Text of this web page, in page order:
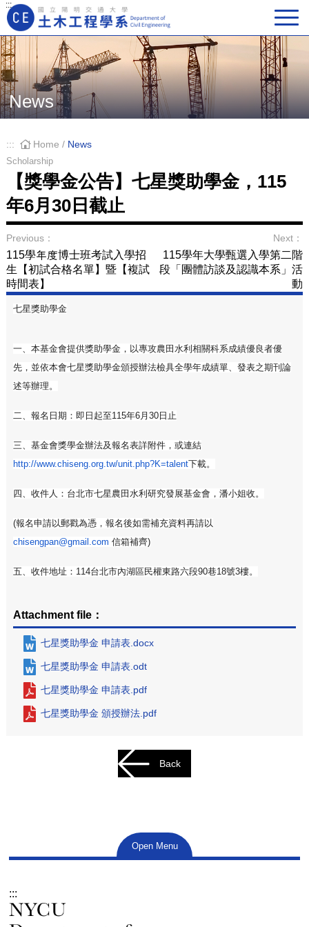
:::
Main Navigation
News
::: Home / News
Scholarship
【獎學金公告】七星獎助學金，115
年6月30日截止
Previous：
115學年度博士班考試入學招
生【初試合格名單】暨【複試
時間表】
Next：
115學年大學甄選入學第二階
段「團體訪談及認識本系」活
動
七星獎助學金
一、本基金會提供獎助學金， 以專攻農田水利相關科系成績優良者優
先， 並依本會七星獎助學金頒授辦法檢具全學年成績單、發表之期刊論
述等辦理。
二、報名日期 ： 即日起至115年6月30日止
三、 基金會獎學金辦法及報名表詳附件，或連結
http://www.chiseng.org.tw/unit.php?K=talent下載。
四 、收件人 ： 台北市七星農田水利研究發展基金會 ， 潘小姐收。
(報名申請以郵戳為憑， 報名後如需補充資料再請以
chisengpan@gmail.com 信箱補齊)
五 、收件地址 ： 114台北市內湖區民權東路六段90巷18號3樓。
Attachment file：
七星獎助學金 申請表.docx
七星獎助學金 申請表.odt
七星獎助學金 申請表.pdf
七星獎助學金 頒授辦法.pdf
Back
Open Menu
:::